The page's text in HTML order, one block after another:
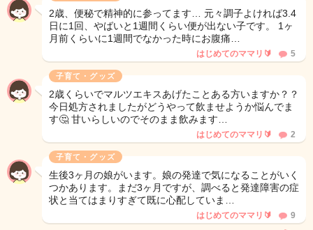
2歳、便秘で精神的に参ってます… 元々調子よければ3.4
日に1回、やばいと1週間くらい便が出ない子です。 1ヶ
月前くらいに1週間でなかった時にお腹痛…
はじめてのママリ🔰 5
子育て・グッズ
2歳くらいでマルツエキスあげたことある方いますか？？
今日処方されましたがどうやって飲ませようか悩んでま
す🤔 甘いらしいのでそのまま飲みます…
はじめてのママリ🔰 2
子育て・グッズ
生後3ヶ月の娘がいます。娘の発達で気になることがいく
つかあります。まだ3ヶ月ですが、調べると発達障害の症
状と当てはまりすぎて既に心配していま…
はじめてのママリ🔰 9